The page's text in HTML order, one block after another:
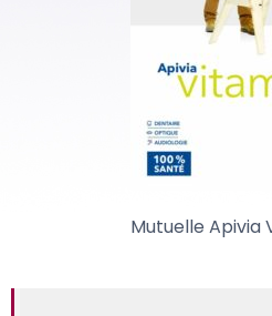
Mutuelle Apivia